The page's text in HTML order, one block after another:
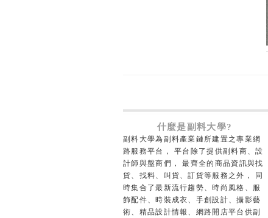
什麼是副料大學?
副料大學為副料產業鏈所建置之專業網
路服務平台， 平台除了提供副料商、設
計師與盤商們， 最齊全的商品資訊與找
貨、找料、叫貨、訂貨等服務之外， 同
時集合了最新流行趨勢、時尚風格、服
飾配件、時裝成衣、手創設計、攝影藝
術、精品設計情報、網路開店平台供副